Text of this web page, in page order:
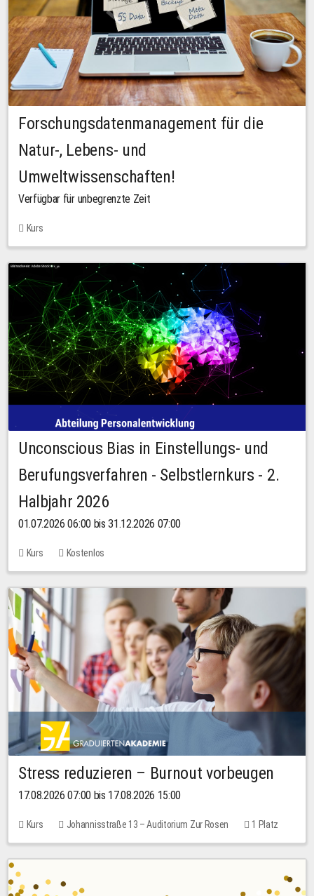
Forschungsdatenmanagement für die
Natur-, Lebens- und
Umweltwissenschaften!
Verfügbar für unbegrenzte Zeit
Kurs
Unconscious Bias in Einstellungs- und
Berufungsverfahren - Selbstlernkurs - 2.
Halbjahr 2026
01.07.2026 06:00 bis 31.12.2026 07:00
Kurs Kostenlos
Stress reduzieren – Burnout vorbeugen
17.08.2026 07:00 bis 17.08.2026 15:00
Kurs Johannisstraße 13 – Auditorium Zur Rosen
1 Platz
10,00 EUR